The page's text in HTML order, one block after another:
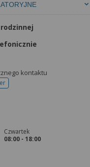
kontaktu
do rejestracji
Czwartek
08:00 - 18:00